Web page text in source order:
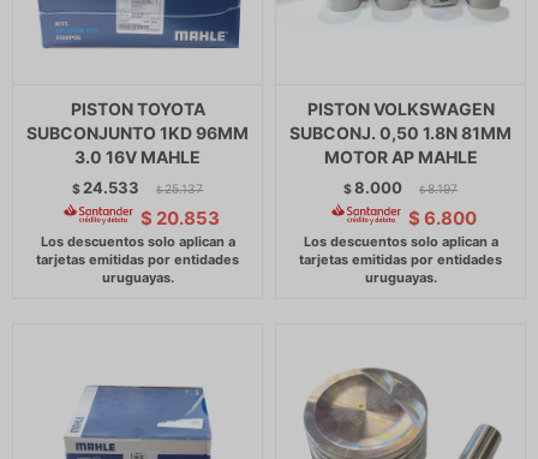
PISTON TOYOTA
SUBCONJUNTO 1KD 96MM
3.0 16V MAHLE
$ 24.533 $ 25.137
$ 20.853
PISTON VOLKSWAGEN
SUBCONJ. 0,50 1.8N 81MM
MOTOR AP MAHLE
$8.000 $ 8.197
$ 6.800